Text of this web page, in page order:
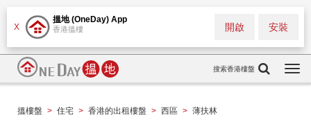
X
搵地 (OneDay) App
香港搵樓 安裝
開啟
搜索香港樓盤
搵樓盤 > 住宅 > 香港的出租樓盤 > 西區 > 薄扶林